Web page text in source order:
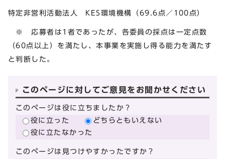
特定非営利活動法人 KES環境機構（69.6点／100点）
※ 応募者は1者であったが、各委員の採点は一定点数
（60点以上）を満たし、本事業を実施し得る能力を満たす
と判断した。
このページに対してご意見をお聞かせください
このページは役に立ちましたか？
役に立った
どちらともいえない
役に立たなかった
このページは見つけやすかったですか？